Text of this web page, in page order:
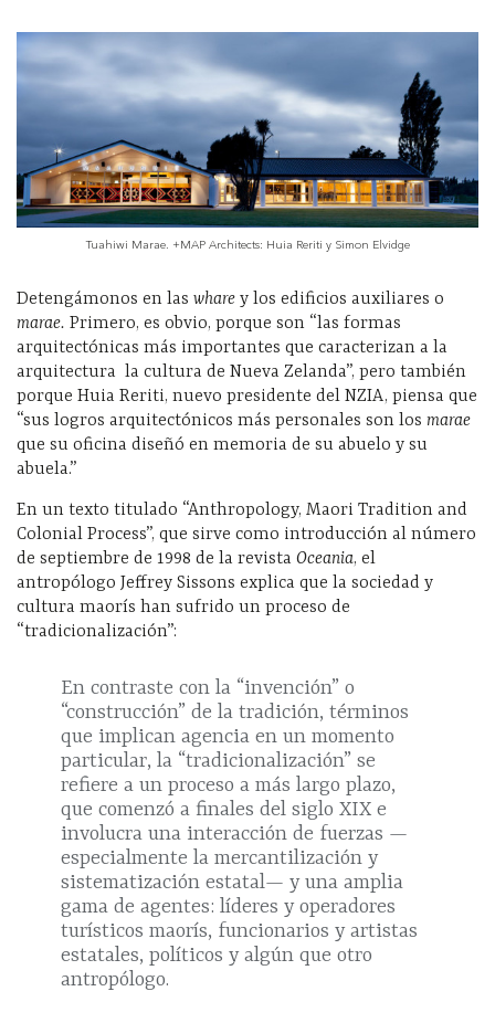
Tuahiwi Marae. +MAP Architects: Huia Reriti y Simon Elvidge
Detengámonos en las whare y los edificios auxiliares o
marae. Primero, es obvio, porque son “las formas
arquitectónicas más importantes que caracterizan a la
arquitectura la cultura de Nueva Zelanda”, pero también
porque Huia Reriti, nuevo presidente del NZIA, piensa que
“sus logros arquitectónicos más personales son los marae
que su oficina diseñó en memoria de su abuelo y su
abuela.”
En un texto titulado “Anthropology, Maori Tradition and
Colonial Process”, que sirve como introducción al número
de septiembre de 1998 de la revista Oceania, el
antropólogo Jeffrey Sissons explica que la sociedad y
cultura maorís han sufrido un proceso de
“tradicionalización”:
En contraste con la “invención” o
“construcción” de la tradición, términos
que implican agencia en un momento
particular, la “tradicionalización” se
refiere a un proceso a más largo plazo,
que comenzó a finales del siglo XIX e
involucra una interacción de fuerzas —
especialmente la mercantilización y
sistematización estatal— y una amplia
gama de agentes: líderes y operadores
turísticos maorís, funcionarios y artistas
estatales, políticos y algún que otro
antropólogo.